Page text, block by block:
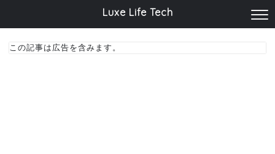
Luxe Life Tech
この記事は広告を含みます。